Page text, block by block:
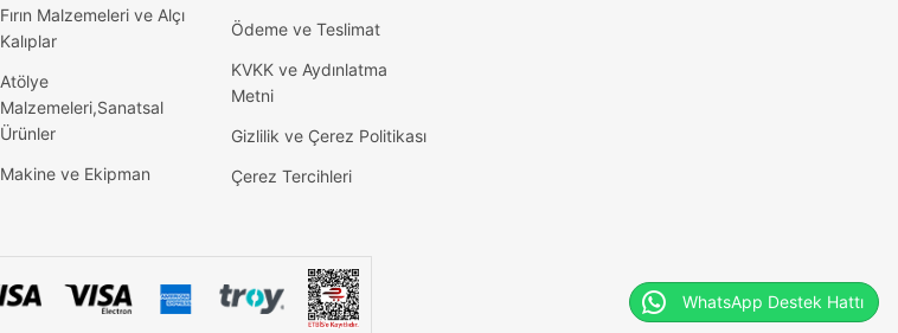
Fırın Malzemeleri ve Alçı
Kalıplar
Atölye
Malzemeleri,Sanatsal
Ürünler
Makine ve Ekipman
Ödeme ve Teslimat
KVKK ve Aydınlatma
Metni
Gizlilik ve Çerez Politikası
Çerez Tercihleri
WhatsApp Destek Hattı